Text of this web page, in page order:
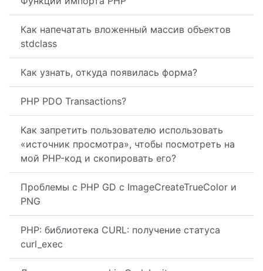
Как напечатать вложенный массив объектов
stdclass
Как узнать, откуда появилась форма?
PHP PDO Transactions?
Как запретить пользователю использовать
«источник просмотра», чтобы посмотреть на
мой PHP-код и скопировать его?
Проблемы с PHP GD с ImageCreateTrueColor и
PNG
PHP: библиотека CURL: получение статуса
curl_exec